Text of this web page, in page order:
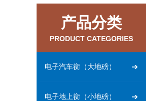
产品分类
PRODUCT CATEGORIES
电子汽车衡（大地磅）
电子地上衡（小地磅）